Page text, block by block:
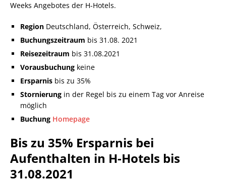
Weeks Angebotes der H-Hotels.
Region Deutschland, Österreich, Schweiz,
Buchungszeitraum bis 31.08. 2021
Reisezeitraum bis 31.08.2021
Vorausbuchung keine
Ersparnis bis zu 35%
Stornierung in der Regel bis zu einem Tag vor Anreise
möglich
Buchung Homepage
Bis zu 35% Ersparnis bei
Aufenthalten in H-Hotels bis
31.08.2021